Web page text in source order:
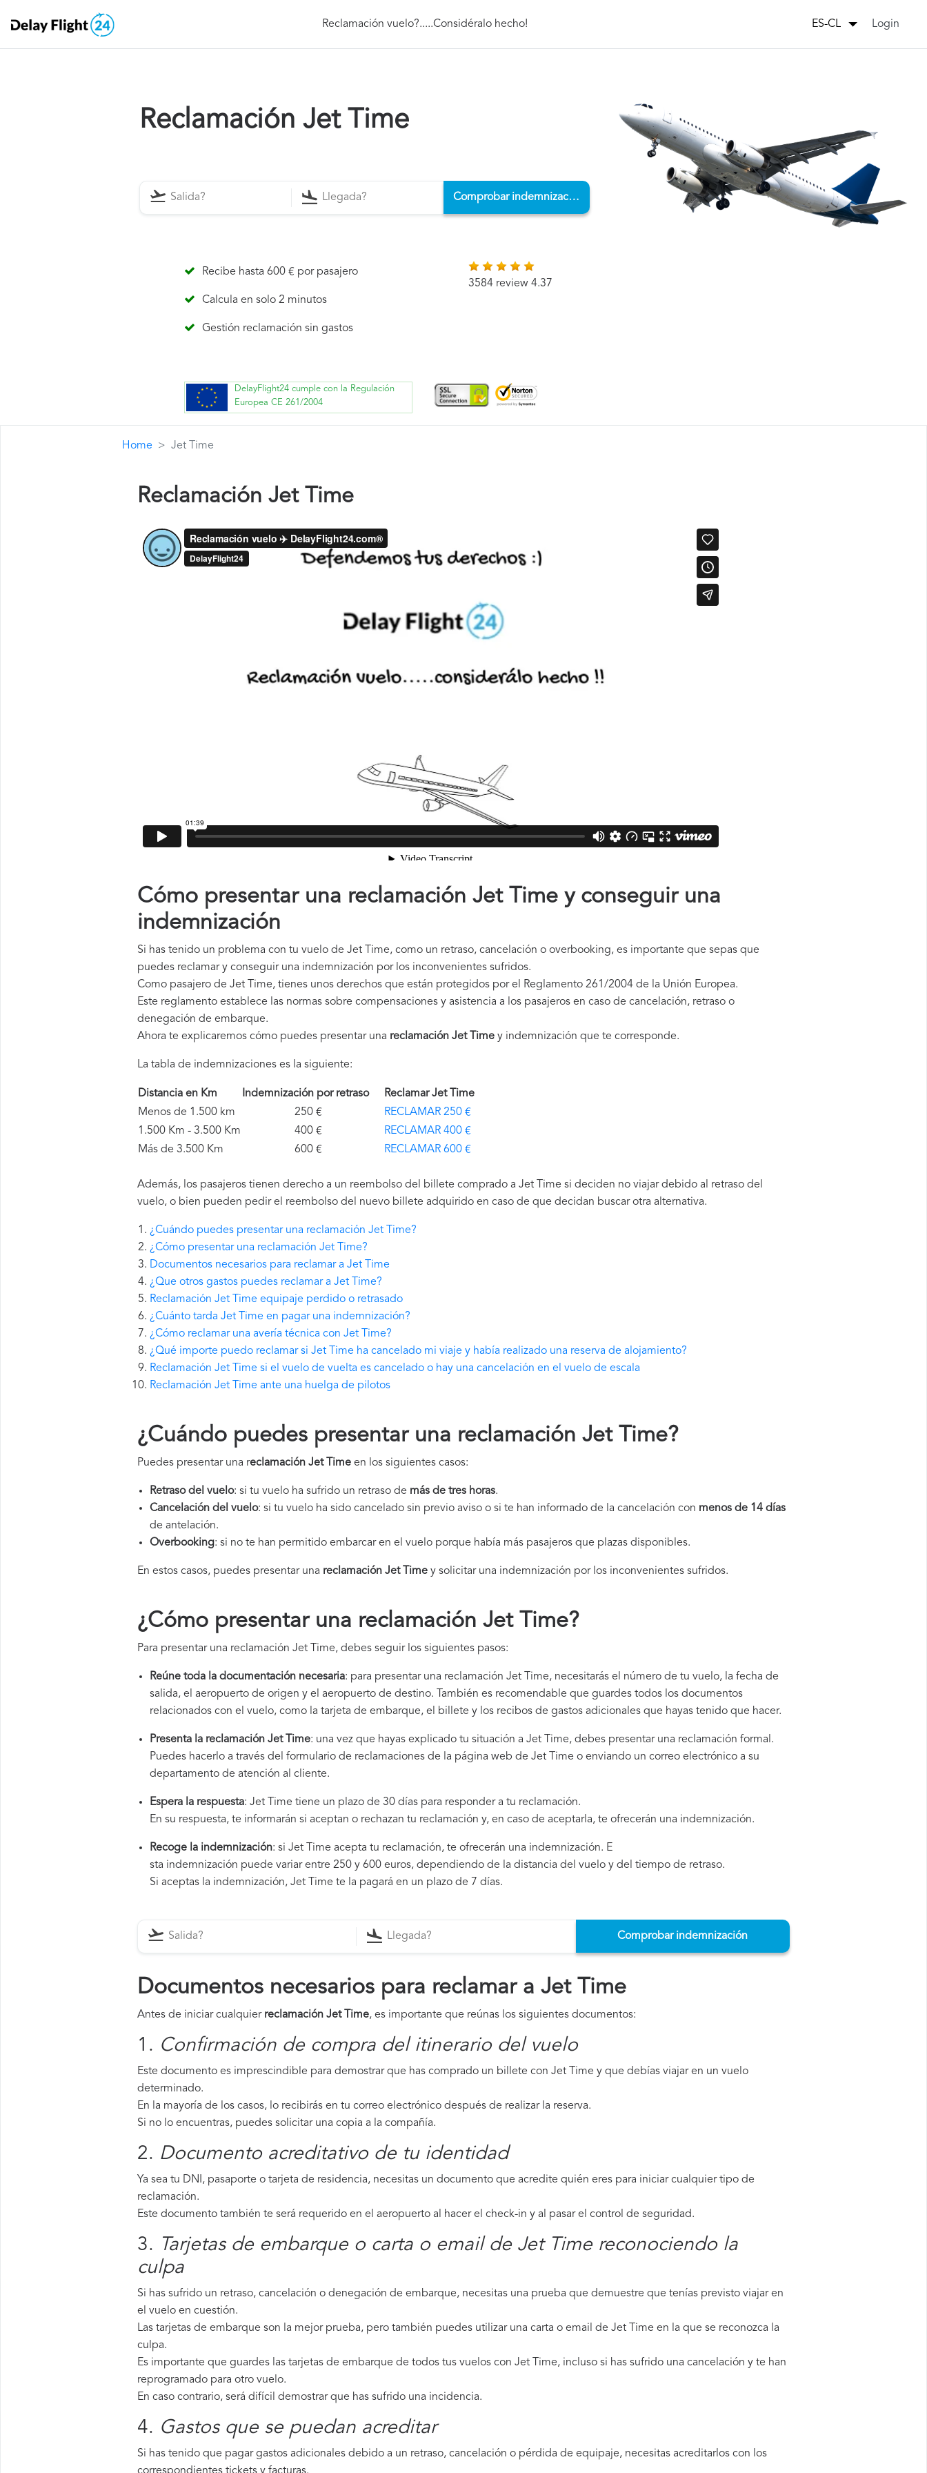
Reclamación vuelo?.....Considéralo hecho! ES-CL Login
Reclamación Jet Time
Comprobar indemnización
Recibe hasta 600 € por pasajero
Calcula en solo 2 minutos
Gestión reclamación sin gastos
3584 review 4.37
DelayFlight24 cumple con la Regulación
Europea CE 261/2004
Home Jet Time
Reclamación Jet Time
Cómo presentar una reclamación Jet Time y conseguir una
indemnización
Si has tenido un problema con tu vuelo de Jet Time, como un retraso, cancelación o overbooking, es importante que sepas que
puedes reclamar y conseguir una indemnización por los inconvenientes sufridos.
Como pasajero de Jet Time, tienes unos derechos que están protegidos por el Reglamento 261/2004 de la Unión Europea.
Este reglamento establece las normas sobre compensaciones y asistencia a los pasajeros en caso de cancelación, retraso o
denegación de embarque.
Ahora te explicaremos cómo puedes presentar una reclamación Jet Time y indemnización que te corresponde.
La tabla de indemnizaciones es la siguiente:
Distancia en Km Indemnización por retraso
Reclamar Jet Time
Menos de 1.500 km
250 €
RECLAMAR 250 €
1.500 Km - 3.500 Km
400 €
RECLAMAR 400 €
Más de 3.500 Km
600 € RECLAMAR 600 €
Además, los pasajeros tienen derecho a un reembolso del billete comprado a Jet Time si deciden no viajar debido al retraso del
vuelo, o bien pueden pedir el reembolso del nuevo billete adquirido en caso de que decidan buscar otra alternativa.
¿Cuándo puedes presentar una reclamación Jet Time?
¿Cómo presentar una reclamación Jet Time?
Documentos necesarios para reclamar a Jet Time
¿Que otros gastos puedes reclamar a Jet Time?
Reclamación Jet Time equipaje perdido o retrasado
¿Cuánto tarda Jet Time en pagar una indemnización?
¿Cómo reclamar una avería técnica con Jet Time?
¿Qué importe puedo reclamar si Jet Time ha cancelado mi viaje y había realizado una reserva de alojamiento?
Reclamación Jet Time si el vuelo de vuelta es cancelado o hay una cancelación en el vuelo de escala
Reclamación Jet Time ante una huelga de pilotos
¿Cuándo puedes presentar una reclamación Jet Time?
Puedes presentar una reclamación Jet Time en los siguientes casos:
Retraso del vuelo: si tu vuelo ha sufrido un retraso de más de tres horas.
Cancelación del vuelo: si tu vuelo ha sido cancelado sin previo aviso o si te han informado de la cancelación con menos de 14 días
de antelación.
Overbooking: si no te han permitido embarcar en el vuelo porque había más pasajeros que plazas disponibles.
En estos casos, puedes presentar una reclamación Jet Time​ y solicitar una indemnización por los inconvenientes sufridos.
¿Cómo presentar una reclamación Jet Time?
Para presentar una reclamación Jet Time, debes seguir los siguientes pasos:
Reúne toda la documentación necesaria: para presentar una reclamación Jet Time, necesitarás el número de tu vuelo, la fecha de
salida, el aeropuerto de origen y el aeropuerto de destino. También es recomendable que guardes todos los documentos
relacionados con el vuelo, como la tarjeta de embarque, el billete y los recibos de gastos adicionales que hayas tenido que hacer.
Presenta la reclamación Jet Time: una vez que hayas explicado tu situación a Jet Time, debes presentar una reclamación formal.
Puedes hacerlo a través del formulario de reclamaciones de la página web de Jet Time o enviando un correo electrónico a su
departamento de atención al cliente.
Espera la respuesta: Jet Time tiene un plazo de 30 días para responder a tu reclamación.
En su respuesta, te informarán si aceptan o rechazan tu reclamación y, en caso de aceptarla, te ofrecerán una indemnización.
Recoge la indemnización: si Jet Time acepta tu reclamación, te ofrecerán una indemnización. E
sta indemnización puede variar entre 250 y 600 euros, dependiendo de la distancia del vuelo y del tiempo de retraso.
Si aceptas la indemnización, Jet Time te la pagará en un plazo de 7 días.
Comprobar indemnización
Documentos necesarios para reclamar a Jet Time
Antes de iniciar cualquier reclamación Jet Time, es importante que reúnas los siguientes documentos:
1. Confirmación de compra del itinerario del vuelo
Este documento es imprescindible para demostrar que has comprado un billete con Jet Time y que debías viajar en un vuelo
determinado.
En la mayoría de los casos, lo recibirás en tu correo electrónico después de realizar la reserva.
Si no lo encuentras, puedes solicitar una copia a la compañía.
2. Documento acreditativo de tu identidad
Ya sea tu DNI, pasaporte o tarjeta de residencia, necesitas un documento que acredite quién eres para iniciar cualquier tipo de
reclamación.
Este documento también te será requerido en el aeropuerto al hacer el check-in y al pasar el control de seguridad.
3.
Tarjetas de embarque o carta o email de Jet Time reconociendo la
culpa
Si has sufrido un retraso, cancelación o denegación de embarque, necesitas una prueba que demuestre que tenías previsto viajar en
el vuelo en cuestión.
Las tarjetas de embarque son la mejor prueba, pero también puedes utilizar una carta o email de Jet Time en la que se reconozca la
culpa.
Es importante que guardes las tarjetas de embarque de todos tus vuelos con Jet Time, incluso si has sufrido una cancelación y te han
reprogramado para otro vuelo.
En caso contrario, será difícil demostrar que has sufrido una incidencia.
4. Gastos que se puedan acreditar
Si has tenido que pagar gastos adicionales debido a un retraso, cancelación o pérdida de equipaje, necesitas acreditarlos con los